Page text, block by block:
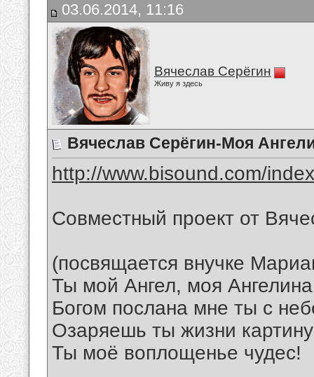
03.06.2014, 11:16
Вячеслав Серёгин
Живу я здесь
Вячеслав Серёгин-Моя
http://www.bisound.com/
Совместный проект от
(посвящается внучке
Ты мой Ангел, моя Ангелина
Богом послана мне ты с
Озаряешь ты жизни картину
Ты моё воплощенье чудес!